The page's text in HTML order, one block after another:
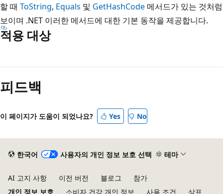
할 때 ToString, Equals 및 GetHashCode 메서드가 있는 것처럼
보이며 .NET 이러한 메서드에 대한 기본 동작을 제공합니다.
적용 대상
기
모
사
안
피드백
이 페이지가 도움이 되었나요? Yes No
한국어 사용자의 개인 정보 보호 선택 테마
AI 고지 사항 이전 버전 블로그
참가
개인 정보 보호
소비자 건강 개인 정보 사용 조건 상표